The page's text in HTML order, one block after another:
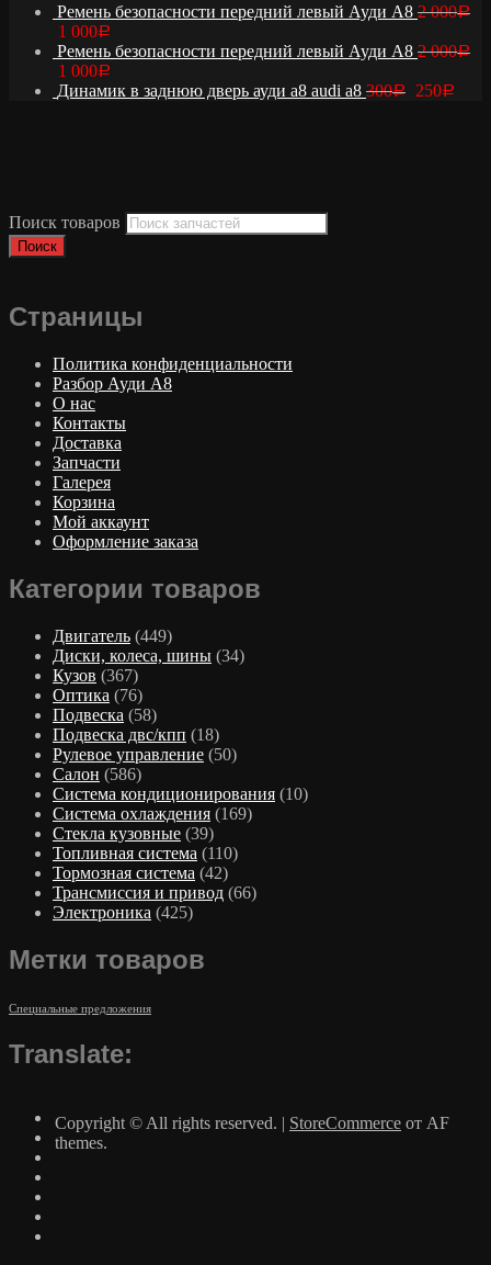
Ремень безопасности передний левый Ауди А8 2 000Р
1 000Р
Ремень безопасности передний левый Ауди А8 2 000Р
1 000Р
Динамик в заднюю дверь ауди а8 audi a8 300Р 250Р
Поиск товаров
Поиск
Страницы
Политика конфиденциальности
Разбор Ауди А8
О нас
Контакты
Доставка
Запчасти
Галерея
Корзина
Мой аккаунт
Оформление заказа
Категории товаров
Двигатель (449)
Диски, колеса, шины (34)
Кузов (367)
Оптика (76)
Подвеска (58)
Подвеска двс/кпп (18)
Рулевое управление (50)
Салон (586)
Система кондиционирования (10)
Система охлаждения (169)
Стекла кузовные (39)
Топливная система (110)
Тормозная система (42)
Трансмиссия и привод (66)
Электроника (425)
Метки товаров
Специальные предложения
Translate:
Copyright © All rights reserved. | StoreCommerce от AF
themes.